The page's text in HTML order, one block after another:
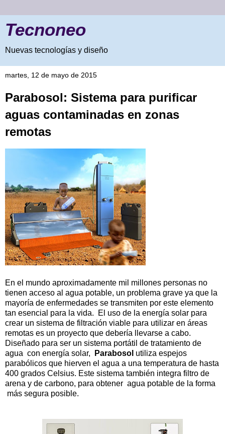
Tecnoneo
Nuevas tecnologías y diseño
martes, 12 de mayo de 2015
Parabosol: Sistema para purificar
aguas contaminadas en zonas
remotas
En el mundo aproximadamente mil millones personas no
tienen acceso al agua potable, un problema grave ya que la
mayoría de enfermedades se transmiten por este elemento
tan esencial para la vida. El uso de la energía solar para
crear un sistema de filtración viable para utilizar en áreas
remotas es un proyecto que debería llevarse a cabo.
Diseñado para ser un sistema portátil de tratamiento de
agua con energía solar,
Parabosol utiliza espejos
parabólicos que hierven el agua a una temperatura de hasta
400 grados Celsius. Este sistema también integra filtro de
arena y de carbono, para obtener agua potable de la forma
más segura posible.